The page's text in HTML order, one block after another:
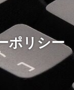
ポリシー